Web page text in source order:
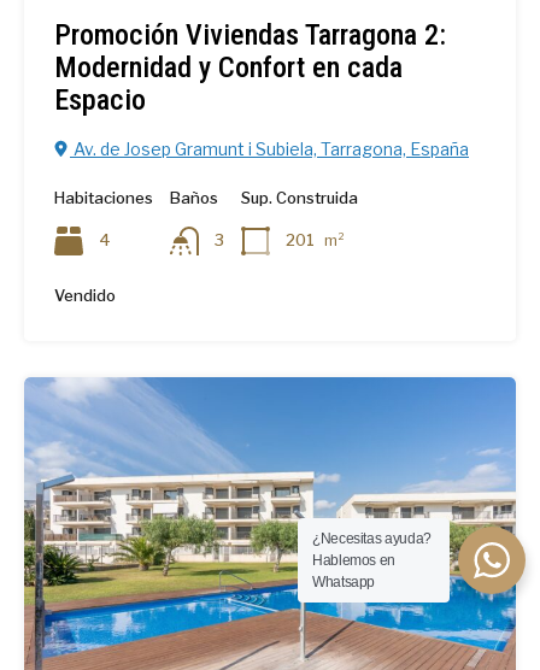
Promoción Viviendas Tarragona 2:
Modernidad y Confort en cada
Espacio
Av. de Josep Gramunt i Subiela, Tarragona, España
Habitaciones
4
Baños
3
Sup. Construida
201 m²
Vendido
¿Necesitas ayuda?
Hablemos en
Whatsapp